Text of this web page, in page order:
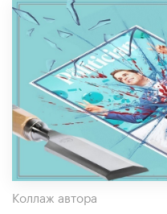
Коллаж автора